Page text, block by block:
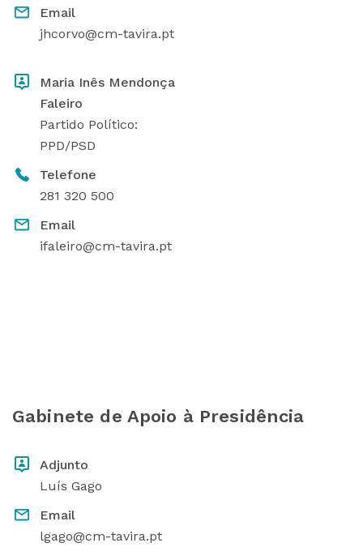
Email
jhcorvo@cm-tavira.pt
Maria Inês Mendonça
Faleiro
Partido Político:
PPD/PSD
Telefone
281 320 500
Email
ifaleiro@cm-tavira.pt
Gabinete de Apoio à Presidência
Adjunto
Luís Gago
Email
lgago@cm-tavira.pt